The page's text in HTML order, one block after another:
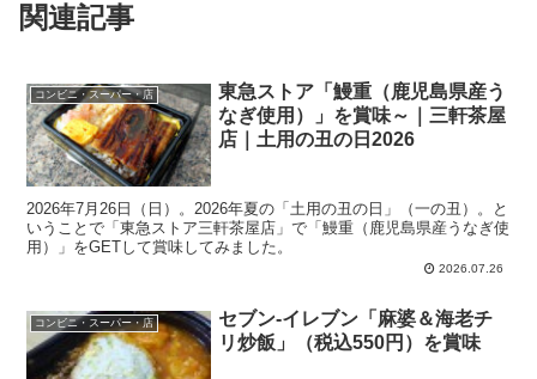
関連記事
コンビニ・スーパー・店
東急ストア「鰻重（鹿児島県産う
なぎ使用）」を賞味～｜三軒茶屋
店｜土用の丑の日2026
2026年7月26日（日）。2026年夏の「土用の丑の日」（一の丑）。と
いうことで「東急ストア三軒茶屋店」で「鰻重（鹿児島県産うなぎ使
用）」をGETして賞味してみました。
2026.07.26
コンビニ・スーパー・店
セブン-イレブン「麻婆＆海老チ
リ炒飯」（税込550円）を賞味